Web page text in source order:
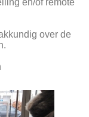
en/of remote
over de